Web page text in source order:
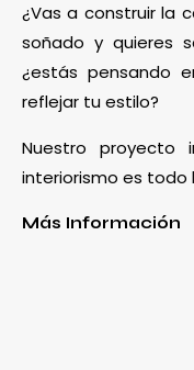
¿Vas a construir la
soñado y quieres
¿estás pensando
reflejar tu estilo?
Nuestro proyecto
interiorismo es todo
Más Información